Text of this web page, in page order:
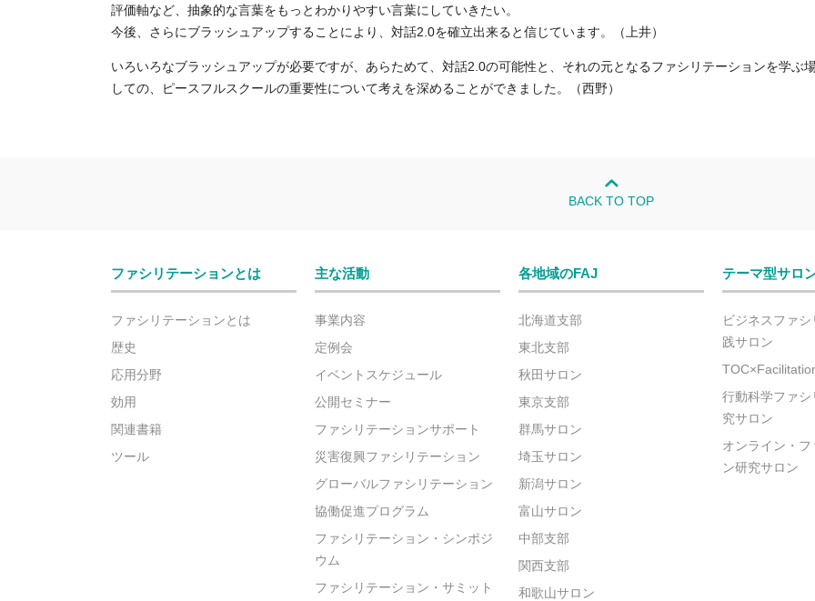
評価軸など、抽象的な言葉をもっとわかりやすい言葉にしていきたい。
今後、さらにブラッシュアップすることにより、対話2.0を確立出来ると信じています。（上井）
いろいろなブラッシュアップが必要ですが、あらためて、対話2.0の可能性と、それの元となるファシリテーションを学ぶ
しての、ピースフルスクールの重要性について考えを深めることができました。（西野）
BACK TO TOP
ファシリテーションとは
ファシリテーションとは
歴史
応用分野
効用
関連書籍
ツール
主な活動
事業内容
定例会
イベントスケジュール
公開セミナー
ファシリテーションサポート
災害復興ファシリテーション
グローバルファシリテーション
協働促進プログラム
ファシリテーション・シンポジ
ウム
ファシリテーション・サミット
各地域のFAJ
北海道支部
東北支部
秋田サロン
東京支部
群馬サロン
埼玉サロン
新潟サロン
富山サロン
中部支部
関西支部
和歌山サロン
テーマ型サロ
ビジネスファ
践サロン
行動科学ファ
究サロン
オンライン・フ
ン研究サロン